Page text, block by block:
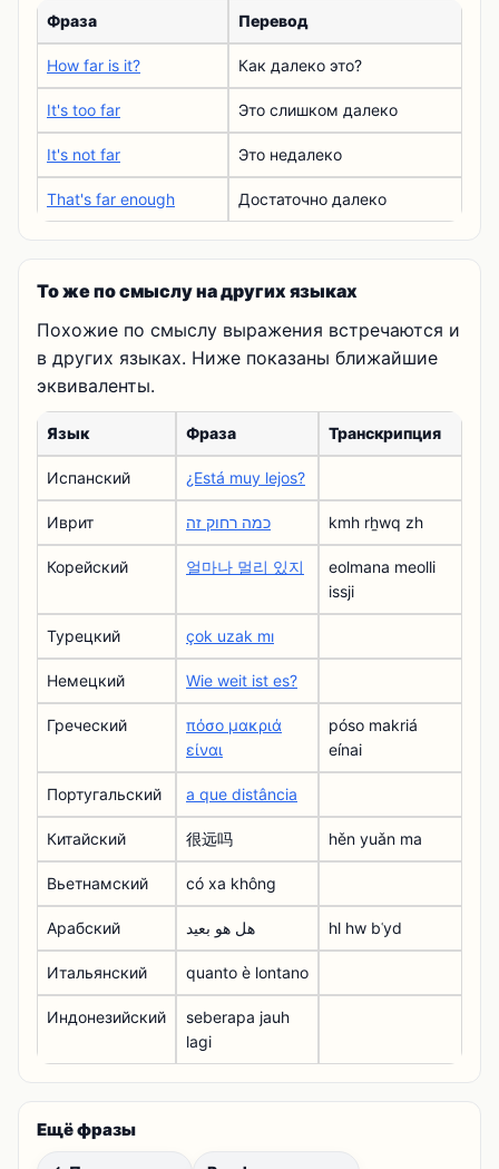
Фраза Перевод
How far is it? Как далеко это?
It's too far Это слишком далеко
It's not far Это недалеко
That's far enough Достаточно далеко
То же по смыслу на других языках
Похожие по смыслу выражения встречаются и
в других языках. Ниже показаны ближайшие
эквиваленты.
Язык Фраза Транскрипция
Испанский ¿Está muy lejos?
Иврит כמה רחוק זה kmh rẖwq zh
Корейский 얼마나 멀리 있지
eolmana meolli
issji
Турецкий çok uzak mı
Немецкий Wie weit ist es?
Греческий
πόσο μακριά
είναι
póso makriá
eínai
Португальский a que distância
Китайский 很远吗 hěn yuǎn ma
Вьетнамский có xa không
Арабский هل هو بعيد hl hw bʿyd
Итальянский quanto è lontano
Индонезийский
seberapa jauh
lagi
Ещё фразы